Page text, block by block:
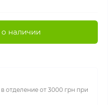
наличии
отделение от 3000 грн при